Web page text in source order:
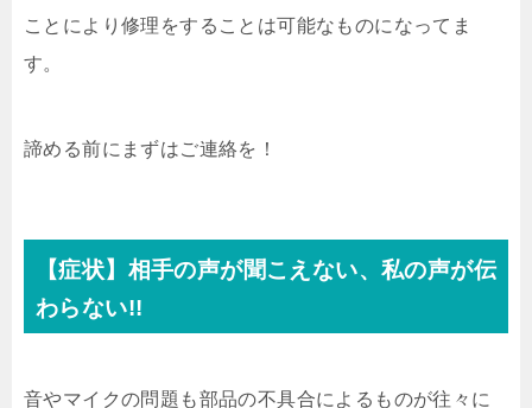
ことにより修理をすることは可能なものになってま
す。
諦める前にまずはご連絡を！
【症状】相手の声が聞こえない、私の声が伝
わらない!!
音やマイクの問題も部品の不具合によるものが往々に